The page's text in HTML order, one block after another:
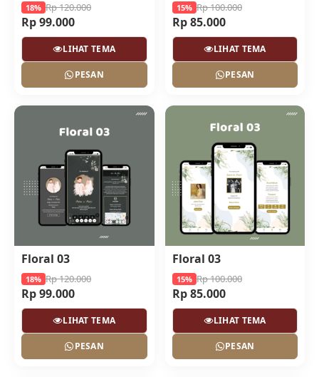
18% Rp 120.000
Rp 99.000
LIHAT TEMA
PESAN
15% Rp 100.000
Rp 85.000
LIHAT TEMA
PESAN
Floral 03
18% Rp 120.000
Rp 99.000
LIHAT TEMA
PESAN
Floral 03
15% Rp 100.000
Rp 85.000
LIHAT TEMA
PESAN